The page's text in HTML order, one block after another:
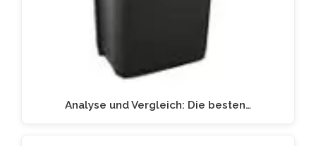
Analyse und Vergleich: Die besten…